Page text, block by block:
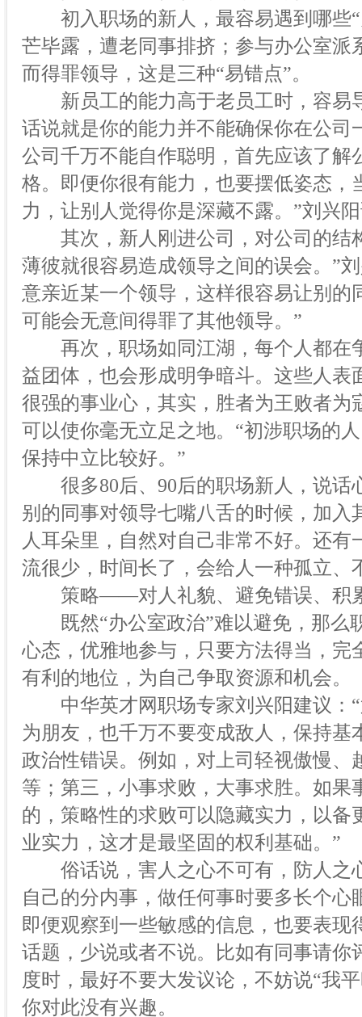
初入职场的新人，最容易遇到哪些“
芒毕露，遭老同事排挤；参与办公室
而得罪领导，这是三种“易错点”。
新员工的能力高于老员工时，容易
话说就是你的能力并不能确保你在公司
公司千万不能自作聪明，首先应该了解
格。即便你很有能力，也要摆低姿态
力，让别人觉得你是深藏不露。”刘兴
其次，新人刚进公司，对公司的结
薄彼就很容易造成领导之间的误会。”
意亲近某一个领导，这样很容易让别
可能会无意间得罪了其他领导。”
再次，职场如同江湖，每个人都在
益团体，也会形成明争暗斗。这些人
很强的事业心，其实，胜者为王败者
可以使你毫无立足之地。“初涉职场的
保持中立比较好。”
很多80后、90后的职场新人，说话
别的同事对领导七嘴八舌的时候，加
人耳朵里，自然对自己非常不好。还
流很少，时间长了，会给人一种孤立
策略——对人礼貌、避免错误、积
既然“办公室政治”难以避免，那么
心态，优雅地参与，只要方法得当，
有利的地位，为自己争取资源和机会。
中华英才网职场专家刘兴阳建议：“
为朋友，也千万不要变成敌人，保持
政治性错误。例如，对上司轻视傲慢
等；第三，小事求败，大事求胜。如
的，策略性的求败可以隐藏实力，以
业实力，这才是最坚固的权利基础。”
俗话说，害人之心不可有，防人之
自己的分内事，做任何事时要多长个
即便观察到一些敏感的信息，也要表
话题，少说或者不说。比如有同事请
度时，最好不要大发议论，不妨说“我
你对此没有兴趣。